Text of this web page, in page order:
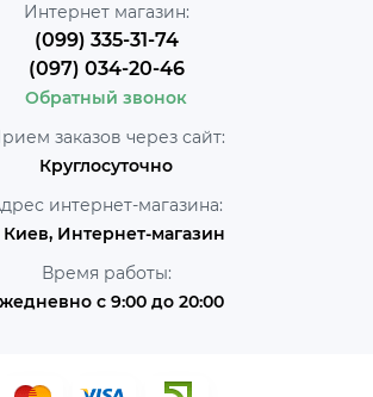
Интернет магазин:
(099) 335-31-74
(097) 034-20-46
Обратный звонок
заказов через сайт:
Круглосуточно
интернет-магазина:
Киев, Интернет-магазин
Время работы:
с 9:00 до 20:00